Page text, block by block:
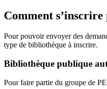
Comment
Pour pouvoir envoyer des
type de bibliothèque à inscrire.
Bibliothèque publique
Pour faire partie du groupe de